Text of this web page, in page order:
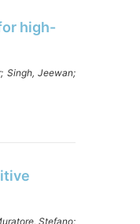
high-
Singh, Jeewan;
Stefano;